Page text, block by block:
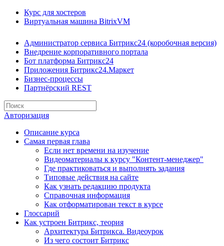
Курс для хостеров
Виртуальная машина BitrixVM
Администратор сервиса Битрикс24 (коробочная версия)
Внедрение корпоративного портала
Бот платформа Битрикс24
Приложения Битрикс24.Маркет
Бизнес-процессы
Партнёрский REST
Авторизация
Описание курса
Самая первая глава
Если нет времени на изучение
Видеоматериалы к курсу "Контент-менеджер"
Где практиковаться и выполнять задания
Типовые действия на сайте
Как узнать редакцию продукта
Справочная информация
Как отформатирован текст в курсе
Глоссарий
Как устроен Битрикс, теория
Архитектура Битрикса. Видеоурок
Из чего состоит Битрикс